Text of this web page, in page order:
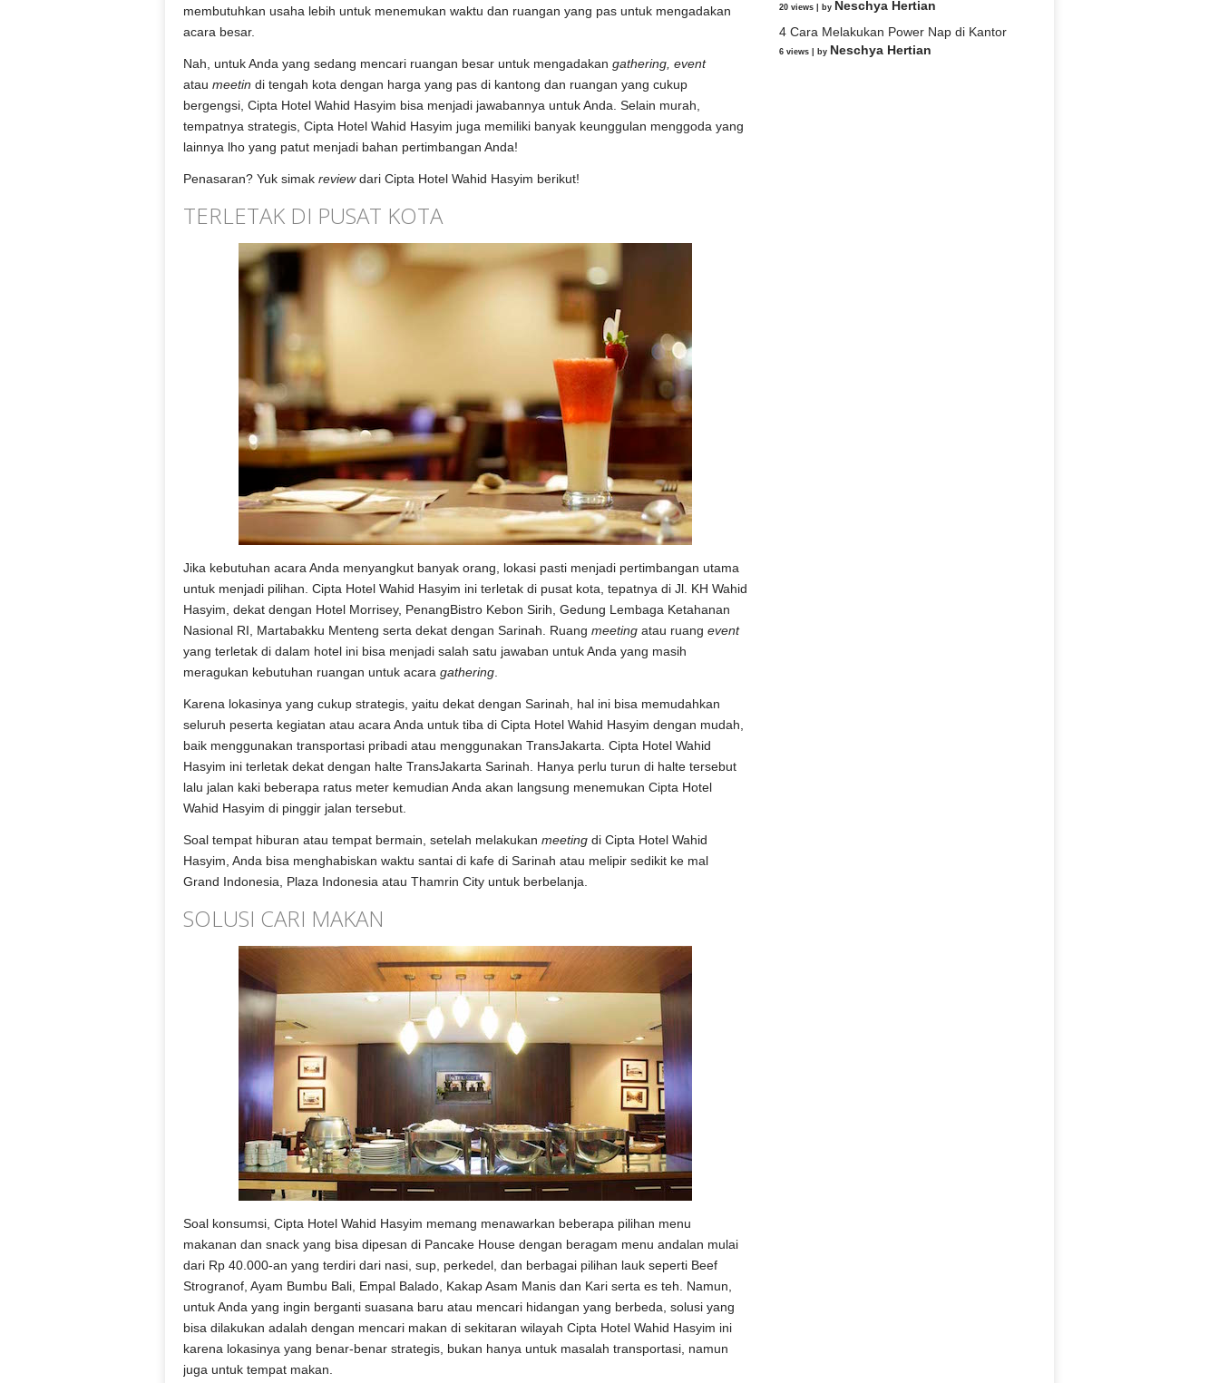
membutuhkan usaha lebih untuk menemukan waktu dan ruangan yang pas untuk mengadakan
acara besar.
Nah, untuk Anda yang sedang mencari ruangan besar untuk mengadakan gathering, event
atau meetin di tengah kota dengan harga yang pas di kantong dan ruangan yang cukup
bergengsi, Cipta Hotel Wahid Hasyim bisa menjadi jawabannya untuk Anda. Selain murah,
tempatnya strategis, Cipta Hotel Wahid Hasyim juga memiliki banyak keunggulan menggoda yang
lainnya lho yang patut menjadi bahan pertimbangan Anda!
Penasaran? Yuk simak reviewdari Cipta Hotel Wahid Hasyim berikut!
TERLETAK DI PUSAT KOTA
Jika kebutuhan acara Anda menyangkut banyak orang, lokasi pasti menjadi pertimbangan utama
untuk menjadi pilihan. Cipta Hotel Wahid Hasyim ini terletak di pusat kota, tepatnya di Jl. KH Wahid
Hasyim, dekat dengan Hotel Morrisey, PenangBistro Kebon Sirih, Gedung Lembaga Ketahanan
Nasional RI, Martabakku Menteng serta dekat dengan Sarinah. Ruang meeting atau ruang event
yang terletak di dalam hotel ini bisa menjadi salah satu jawaban untuk Anda yang masih
meragukan kebutuhan ruangan untuk acara gathering.
Karena lokasinya yang cukup strategis, yaitu dekat dengan Sarinah, hal ini bisa memudahkan
seluruh peserta kegiatan atau acara Anda untuk tiba di Cipta Hotel Wahid Hasyim dengan mudah,
baik menggunakan transportasi pribadi atau menggunakan TransJakarta. Cipta Hotel Wahid
Hasyim ini terletak dekat dengan halte TransJakarta Sarinah. Hanya perlu turun di halte tersebut
lalu jalan kaki beberapa ratus meter kemudian Anda akan langsung menemukan Cipta Hotel
Wahid Hasyim di pinggir jalan tersebut.
Soal tempat hiburan atau tempat bermain, setelah melakukan meeting di Cipta Hotel Wahid
Hasyim, Anda bisa menghabiskan waktu santai di kafe di Sarinah atau melipir sedikit ke mal
Grand Indonesia, Plaza Indonesia atau Thamrin City untuk berbelanja.
SOLUSI CARI MAKAN
Soal konsumsi, Cipta Hotel Wahid Hasyim memang menawarkan beberapa pilihan menu
makanan dan snack yang bisa dipesan di Pancake House dengan beragam menu andalan mulai
dari Rp 40.000-an yang terdiri dari nasi, sup, perkedel, dan berbagai pilihan lauk seperti Beef
Strogranof, Ayam Bumbu Bali, Empal Balado, Kakap Asam Manis dan Kari serta es teh. Namun,
untuk Anda yang ingin berganti suasana baru atau mencari hidangan yang berbeda, solusi yang
bisa dilakukan adalah dengan mencari makan di sekitaran wilayah Cipta Hotel Wahid Hasyim ini
karena lokasinya yang benar-benar strategis, bukan hanya untuk masalah transportasi, namun
juga untuk tempat makan.
20 views by Neschya Hertian
4 Cara Melakukan Power Nap di Kantor
6 views by Neschya Hertian